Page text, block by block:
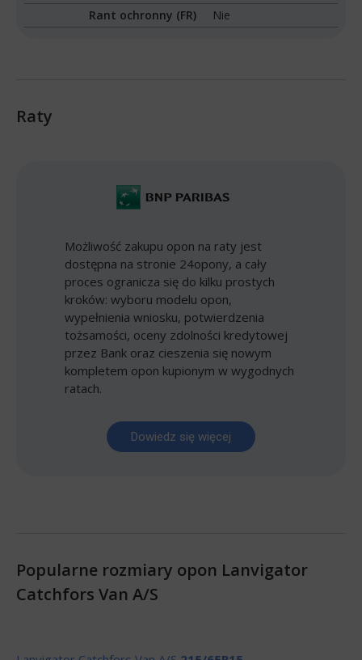
Rant ochronny (FR)
Nie
Raty
Możliwość zakupu opon na raty jest
dostępna na stronie 24opony, a cały
proces ogranicza się do kilku prostych
kroków: wyboru modelu opon,
wypełnienia wniosku, potwierdzenia
tożsamości, oceny zdolności kredytowej
przez Bank oraz cieszenia się nowym
kompletem opon kupionym w wygodnych
ratach.
Dowiedz się więcej
Popularne rozmiary opon Lanvigator
Catchfors Van A/S